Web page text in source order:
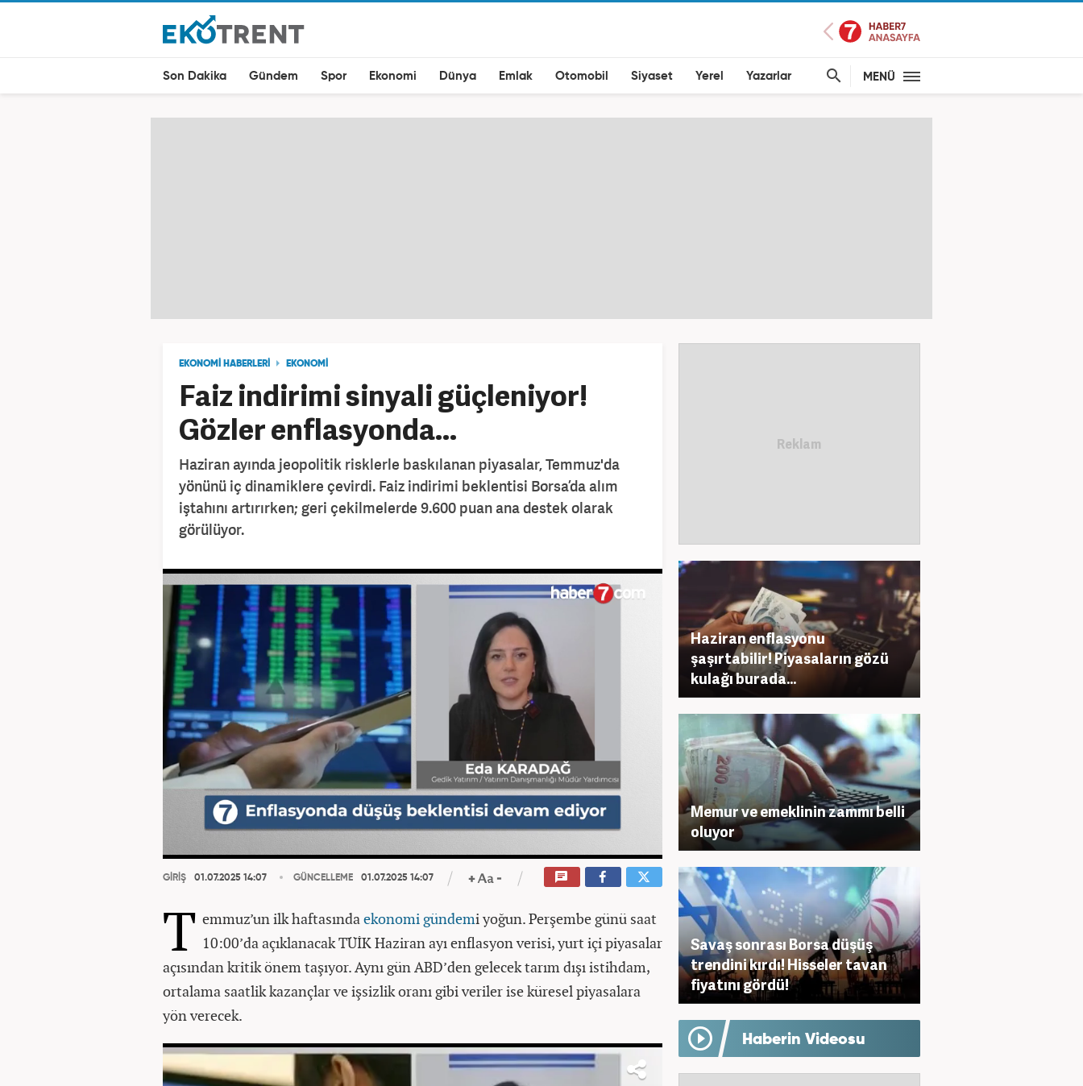
Son Dakika Gündem Spor Ekonomi Dünya Emlak Otomobil Siyaset Yerel Yazarlar MENÜ
EKONOMİ HABERLERİ EKONOMİ
Faiz indirimi sinyali güçleniyor!
Gözler enflasyonda...
Haziran ayında jeopolitik risklerle baskılanan piyasalar, Temmuz'da
yönünü iç dinamiklere çevirdi. Faiz indirimi beklentisi Borsa’da alım
iştahını artırırken; geri çekilmelerde 9.600 puan ana destek olarak
görülüyor.
GİRİŞ 01.07.2025 14:07 GÜNCELLEME 01.07.2025 14:07
T emmuz’un ilk haftasındaekonomi gündemi yoğun. Perşembe günü saat
10:00’da açıklanacak TÜİK Haziran ayı enflasyon verisi, yurt içi piyasalar
açısından kritik önem taşıyor. Aynı gün ABD’den gelecek tarım dışı istihdam,
ortalama saatlik kazançlar ve işsizlik oranı gibi veriler ise küresel piyasalara
yön verecek.
Haziran enflasyonu
şaşırtabilir! Piyasaların gözü
kulağı burada...
Memur ve emeklinin zammı belli
oluyor
Savaş sonrası Borsa düşüş
trendini kırdı! Hisseler tavan
fiyatını gördü!
Haberin Videosu